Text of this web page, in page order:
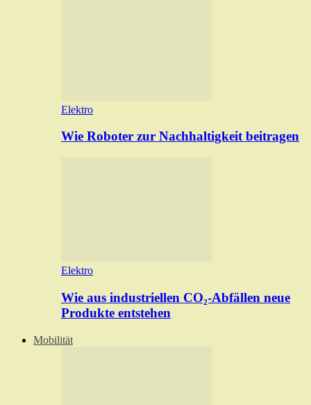
Elektro
Wie Roboter zur Nachhaltigkeit beitragen
Elektro
Wie aus industriellen CO₂-Abfällen neue
Produkte entstehen
Mobilität